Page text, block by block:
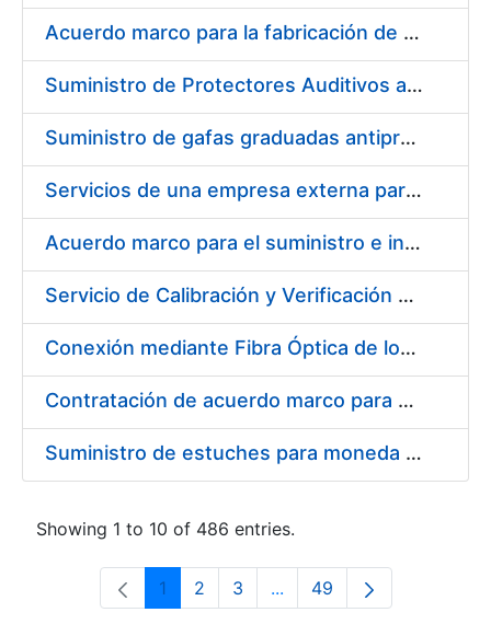
Show/Hide
Acuerdo marco para la fabricación de piezas
Suministro de Protectores Auditivos a medida para las personas trabajadoras de los Centros de Trabajo de Madrid y Burgos
Suministro de gafas graduadas antiproyecciones para los trabajadores de la FNMT-RCM en los centros de trabajo de Madrid y Burgos
Servicios de una empresa externa para el asesoramiento y resolución de los recursos de alzada que se presentan relacionados con procesos de selección para la FNMT-RCM
Acuerdo marco para el suministro e instalación de persianas, estores y otros complementos
Servicio de Calibración y Verificación Externa de los Equipos de Medición del Servicio de Prevención de la FNMT-RCM
Conexión mediante Fibra Óptica de los Centros de Proceso de Datos (CPDs) de las sedes de la FNMT-RCM de Burgos y Madrid
Contratación de acuerdo marco para el Suministro de Material de Electricidad para la Fábrica Nacional de Moneda y Timbre-Real Casa de la Moneda en su centro de trabajo de Burgos
Suministro de estuches para moneda de 30 €
Showing 1 to 10 of 486 entries.
Page
1 Page
2 Page
3 ...Intermediate Pages Use
Page
49